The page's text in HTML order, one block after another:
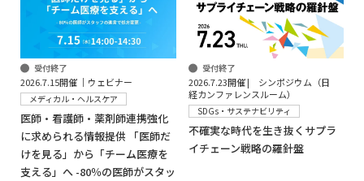
受付終了
2026.7.15開催 │ウェビナー
メディカル・ヘルスケア
医師・看護師・薬剤師連携強化
に求められる情報提供 「医師だ
けを見る」から「チーム医療を
支える」へ -80％の医師がスタッ
受付終了
2026.7.23開催 | シンポジウム（日
経カンファレンスルーム）
SDGs・サステナビリティ
不確実な時代を生き抜くサプラ
イチェーン戦略の羅針盤